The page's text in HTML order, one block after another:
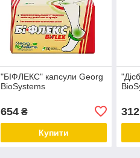
"БІФЛЕКС" капсули Georg
BioSystems
654₴
Купити
312